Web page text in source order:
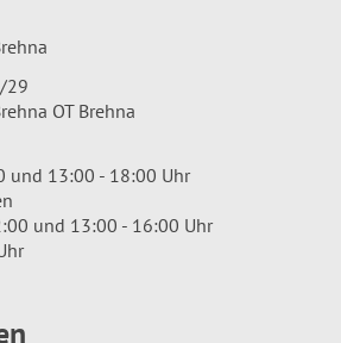
29
OT Brehna
und 13:00 - 18:00 Uhr
und 13:00 - 16:00 Uhr